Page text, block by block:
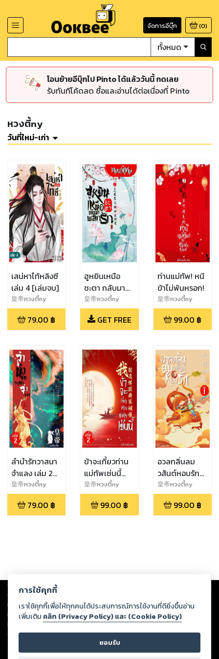
จัดการอีบุ๊ก (0)
ทั้งหมด
โอนย้ายอีบุ๊กไป Pinto ได้แล้ววันนี้ กดเลย
รับทันทีโค้ดลด ซื้อและอ่านได้ต่อเนื่องที่ Pinto
หวงตี้ny
วันที่ใหม่-เก่า
เสน่หาไท้หลิงซี
เล่ม 4 [เล่มจบ]
皇帝หวงตี้ny
79.00 ฿
ฮูหยินเหนือ
ชะตา กลับมา
พลิกรัก (ตอน
พิเศษ)
皇帝หวงตี้ny
GET FREE
ท่านแม่ทัพ! หนี
ข้าไม่พ้นหรอก!
皇帝หวงตี้ny
99.00 ฿
ลำนำรักวาสนา
จำแลง เล่ม 2
(เล่มจบ)
皇帝หวงตี้ny
79.00 ฿
ข้าจะเกี้ยวท่าน
แม่ทัพเช่นนี้
เล่ม 2 (เล่มจบ)
皇帝หวงตี้ny
99.00 ฿
อวลกลิ่นลม
วสันต์หอบรัก
เล่ม 1 (2 เล่ม
จบ)
皇帝หวงตี้ny
99.00 ฿
Copyright © 2026
ต่อผลงานหรือเนื้อหาใดที่อัปโหลดผ่านเว็บไซต์และปรากฏว่าละเมิดสิทธิใน
ทรัพย์สินทางปัญญาของบุคคลอื่นหรือขัดต่อกฎหมายและศีลธรรม ดังนั้น ผู้อ่าน
ทุกท่านโปรดใช้วิจารณญาณในการกลั่นกรองด้วยตนเอง และหากท่านพบว่าส่วน
หนึ่งส่วนใดขัดต่อกฎหมายและศีลธรรม กรุณาแจ้งมายังบริษัท เพื่อทีมงานจะได้
ดำเนินการในทันที ทั้งนี้ ทางสตอรี่ล็อกขอสงวนลิขสิทธิ์ตามพระราชบัญญัติ
ลิขสิทธิ์ พ.ศ. 2537 (ฉบับล่าสุด)
การใช้คุกกี้
เราใช้คุกกี้เพื่อให้ทุกคนได้ประสบการณ์การใช้งานที่ดียิ่งขึ้นอ่าน
เพิ่มเติม คลิก (Privacy Policy) และ (Cookie Policy)
ยอมรับ